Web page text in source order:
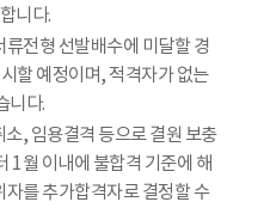
니다.
류전형 선발배수에 미달할 경
할 예정이며, 적격자가 없는
니다.
, 임용결격 등으로 결원 보충
1월 이내에 불합격 기준에 해
자를 추가합격자로 결정할 수